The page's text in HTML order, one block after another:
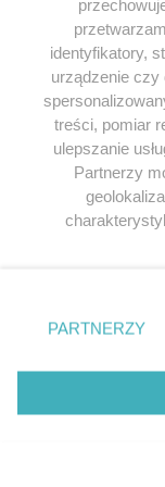
tronie Karola
Twarowski, w
”Narodziny...
tytułów
identyfikatory,
urządzenie czy
treści, pomiar
ulepszanie
Partnerzy
zmienić/
znajdujący się
użytkownika,
przetwarzaniu.
PARTNERZY